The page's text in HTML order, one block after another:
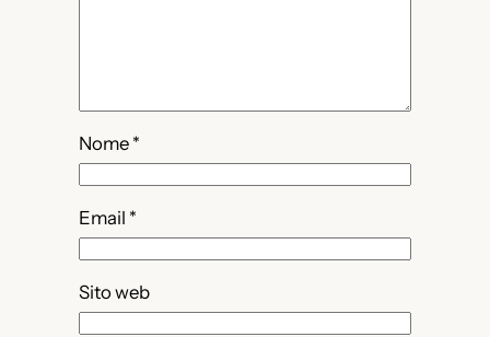
Nome *
Email *
Sito web